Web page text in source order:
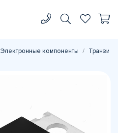
Электронные компоненты